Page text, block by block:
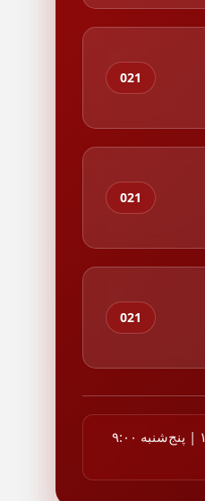
021
021
021
ساعات کاری: شنبه تا چهارشنبه ۸:۰۰ تا ۱۹:۰۰ | پنج‌شنبه ۹:۰۰